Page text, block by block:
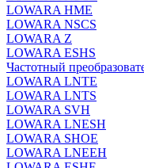
LOWARA HME
LOWARA NSCS
LOWARA Z
LOWARA ESHS
Частотный
LOWARA LNTE
LOWARA LNTS
LOWARA SVH
LOWARA LNESH
LOWARA SHOE
LOWARA LNEEH